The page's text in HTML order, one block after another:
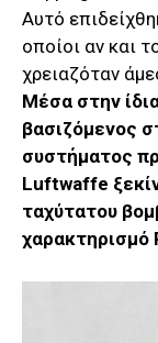
Αυτό
οποίοι αν και
χρειαζόταν
Μέσα στην
βασιζόμενος
συστήματος
Luftwaffe
ταχύτατου
χαρακτηρισμό